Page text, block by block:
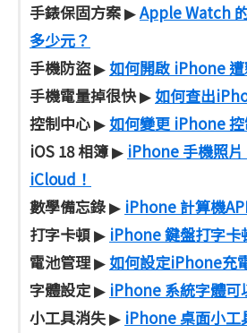
手錶保固方案▶Apple Watch
多少元？
手機防盜▶如何開啟 iPhone
手機電量掉很快▶如何查出
控制中心▶如何變更 iPhone
iOS 18 相簿▶ iPhone 手機照
iCloud！
數學備忘錄▶ iPhone 計算機
打字卡頓▶ iPhone 鍵盤打字卡
電池管理▶如何設定iPhone充
字體設定▶ iPhone 系統字體可
小工具消失▶ iPhone 桌面小工